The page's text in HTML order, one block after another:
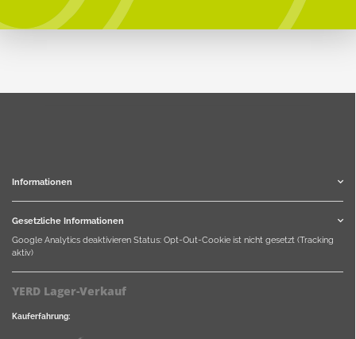
Informationen
Gesetzliche Informationen
Google Analytics deaktivieren Status: Opt-Out-Cookie ist nicht gesetzt (Tracking
aktiv)
YERD Lager-Verkauf
Kauferfahrung: